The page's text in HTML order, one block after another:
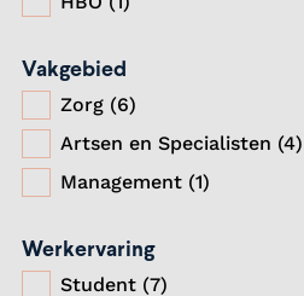
Vakgebied
Zorg (6)
Artsen en Specialisten (4)
Management (1)
Werkervaring
Student (7)